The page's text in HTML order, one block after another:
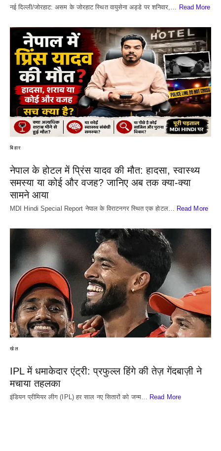
नई दिल्ली/जोरहाट: असम के जोरहाट स्थित वायुसेना अड्डे पर शनिवार,… Read More
बिहार
नेपाल के होटल में प्रिंस यादव की मौत: हादसा, स्वास्थ्य
समस्या या कोई और वजह? जानिए अब तक क्या-क्या
सामने आया
MDI Hindi Special Report नेपाल के विराटनगर स्थित एक होटल… Read More
खेल
IPL में धमाकेदार एंट्री: प्रफुल्ल हिंगे की तेज़ गेंदबाज़ी ने
मचाया तहलका
इंडियन प्रीमियर लीग (IPL) हर साल नए सितारों को जन्म… Read More